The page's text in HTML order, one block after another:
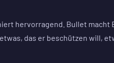
hervorragend. Bullet
das er beschützen will,